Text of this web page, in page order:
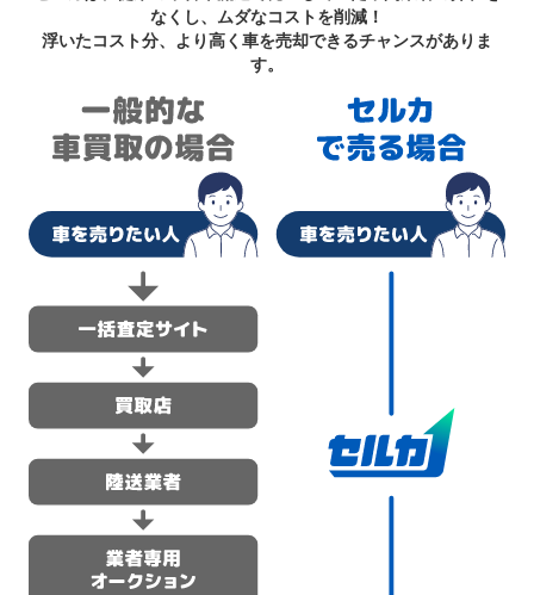
なくし、ムダなコストを削減！
浮いたコスト分、より高く車を売却できるチャンスがありま
す。